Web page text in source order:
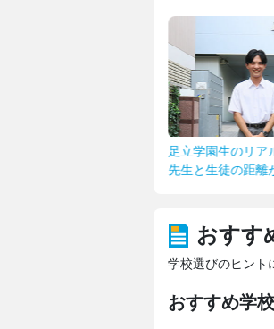
足立学園生のリアルな生活を紹介
先生と生徒の距離が近いわけとは
おすす
学校選びのヒント
おすすめ学